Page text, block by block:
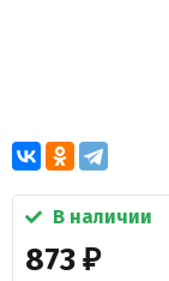
В наличии
873 ₽